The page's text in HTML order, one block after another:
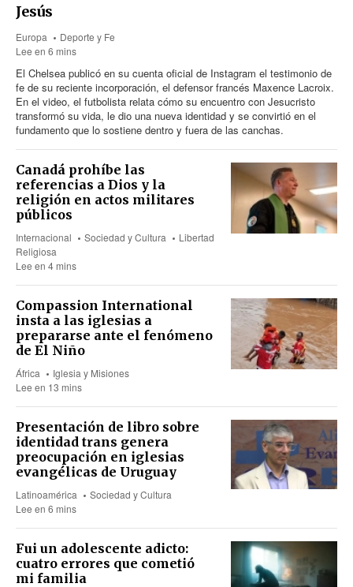
Jesús
Europa
Deporte y Fe
Lee en 6 mins
El Chelsea publicó en su cuenta oficial de Instagram el testimonio de
fe de su reciente incorporación, el defensor francés Maxence Lacroix.
En el video, el futbolista relata cómo su encuentro con Jesucristo
transformó su vida, le dio una nueva identidad y se convirtió en el
fundamento que lo sostiene dentro y fuera de las canchas.
Canadá prohíbe las
referencias a Dios y la
religión en actos militares
públicos
Internacional Sociedad y Cultura
Libertad
Religiosa
Lee en 4 mins
Compassion International
insta a las iglesias a
prepararse ante el fenómeno
de El Niño
África
Iglesia y Misiones
Lee en 13 mins
Presentación de libro sobre
identidad trans genera
preocupación en iglesias
evangélicas de Uruguay
Latinoamérica
Sociedad y Cultura
Lee en 6 mins
Fui un adolescente adicto:
cuatro errores que cometió
mi familia